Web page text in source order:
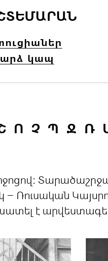
կապ
Ո Չ Պ Ջ Ռ
է